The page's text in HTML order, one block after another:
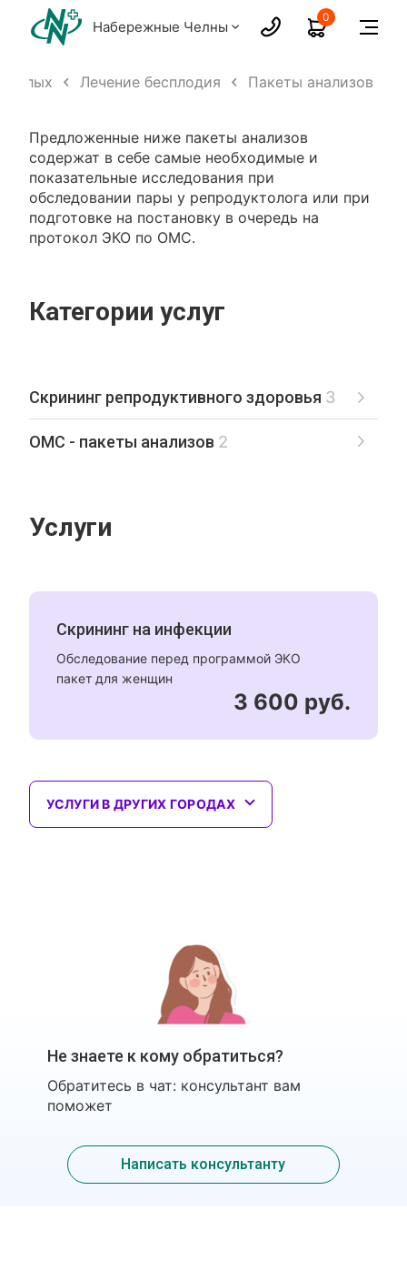
Набережные Челны
0
Лечение бесплодия Пакеты анализов
Предложенные ниже пакеты анализов
содержат в себе самые необходимые и
показательные исследования при
обследовании пары у репродуктолога или при
подготовке на постановку в очередь на
протокол ЭКО по ОМС.
Категории услуг
Скрининг репродуктивного здоровья 3
ОМС - пакеты анализов 2
Услуги
Скрининг на инфекции
Обследование перед программой ЭКО
пакет для женщин
3 600 руб.
УСЛУГИ В ДРУГИХ ГОРОДАХ
Не знаете к кому обратиться?
Обратитесь в чат: консультант вам
поможет
Написать консультанту